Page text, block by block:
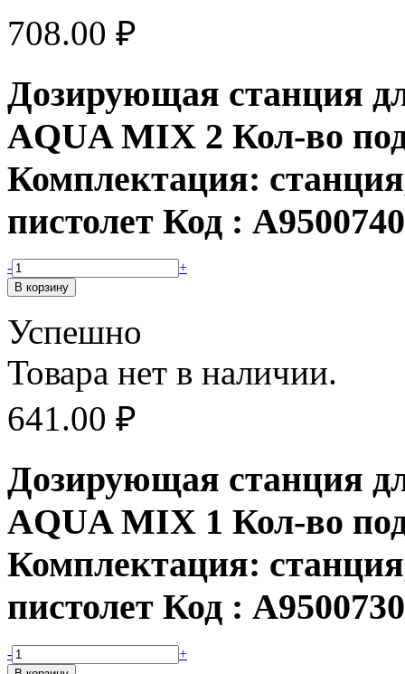
708.00 ₽
Дозирующая станция
AQUA MIX 2 Кол-во
Комплектация:
пистолет Код : A9500740
- +
Успешно
Товара нет в наличии.
641.00 ₽
Дозирующая станция
AQUA MIX 1 Кол-во
Комплектация:
пистолет Код : A9500730
- +